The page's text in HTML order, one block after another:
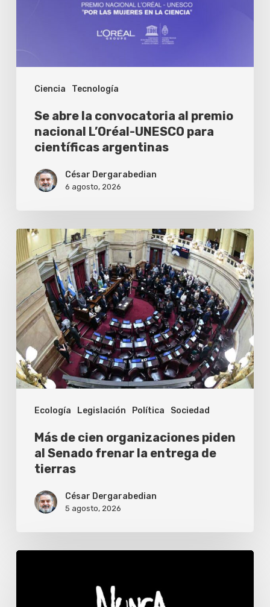
Ciencia Tecnología
UNESCO
para
científicas
argentinas
Se abre la convocatoria al premio
nacional L’Oréal-UNESCO para
científicas argentinas
César Dergarabedian
6 agosto, 2026
Ecología Legislación Política Sociedad
Más
de
cien
organizaciones
piden
al
Senado
frenar
la
entrega
tierras
Más de cien organizaciones piden
al Senado frenar la entrega de
tierras
César Dergarabedian
5 agosto, 2026